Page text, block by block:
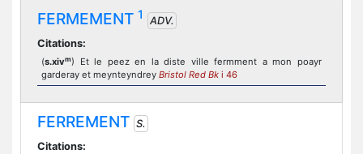
FERMEMENT 1
ADV.
Citations:
(s.xivm) Et le peez en la diste ville fermment a mon poayr
garderay et meynteyndrey Bristol Red Bk i 46
FERREMENT S.
Citations: